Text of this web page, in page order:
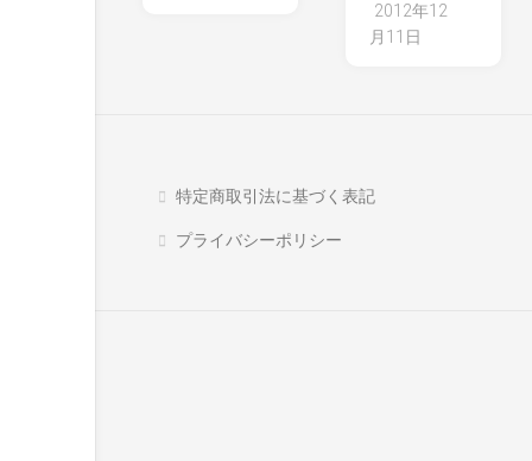
2012年12
月11日
特定商取引法に基づく表記
プライバシーポリシー